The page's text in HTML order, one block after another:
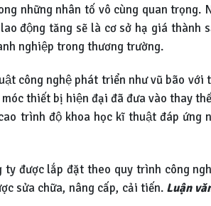
những nhân tố vô cùng quan
động tăng sẽ là cơ sở hạ giá
nghiệp trong thương trường.
công nghệ phát triển như vũ bão
thiết bị hiện đại đã đưa vào thay
trình độ khoa học kĩ thuật đáp
ty được lắp đặt theo quy trình công
sửa chữa, nâng cấp, cải tiến. Luận